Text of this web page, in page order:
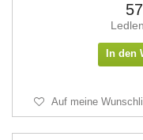
In den
Auf meine